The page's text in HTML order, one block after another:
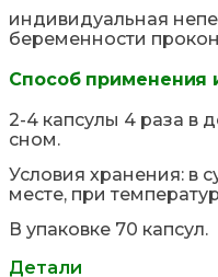
индивидуальная
беременности
Способ применения
2-4 капсулы 4 раза в
сном.
Условия хранения: в
месте, при
В упаковке 70 капсул.
Детали